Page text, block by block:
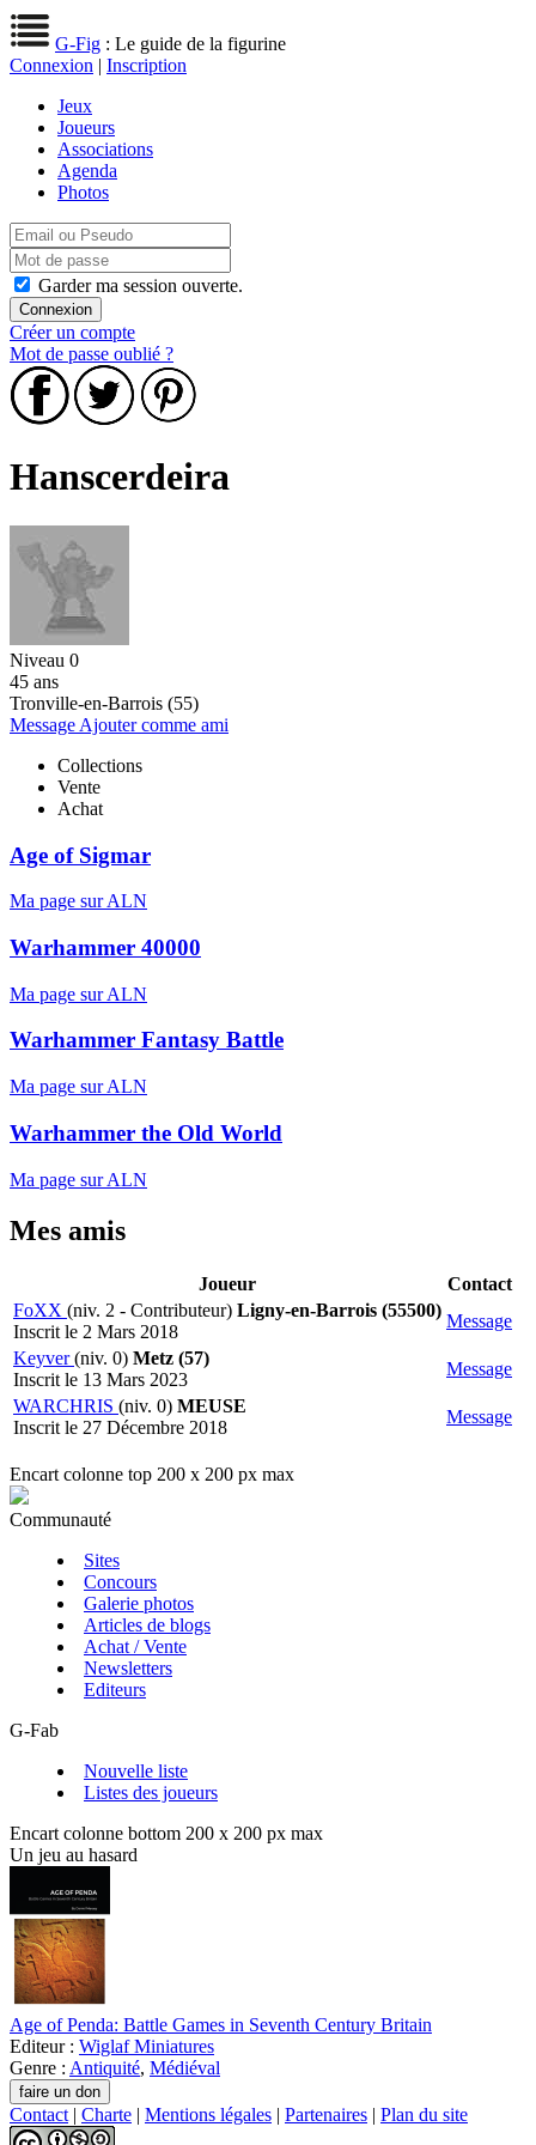
G-Fig : Le guide de la figurine
Connexion | Inscription
Jeux
Joueurs
Associations
Agenda
Photos
Garder ma session ouverte.
Créer un compte
Mot de passe oublié ?
Hanscerdeira
Niveau 0
45 ans
Tronville-en-Barrois (55)
Message Ajouter comme ami
Collections
Vente
Achat
Age of Sigmar
Ma page sur ALN
Warhammer 40000
Ma page sur ALN
Warhammer Fantasy Battle
Ma page sur ALN
Warhammer the Old World
Ma page sur ALN
Mes amis
Joueur
Contact
FoXX (niv. 2 - Contributeur) Ligny-en-Barrois (55500)
Inscrit le 2 Mars 2018
Message
Keyver(niv. 0) Metz (57)
Inscrit le 13 Mars 2023
Message
WARCHRIS (niv. 0) MEUSE
Inscrit le 27 Décembre 2018
Message
Encart colonne top 200 x 200 px max
Communauté
Sites
Concours
Galerie photos
Articles de blogs
Achat / Vente
Newsletters
Editeurs
G-Fab
Nouvelle liste
Listes des joueurs
Encart colonne bottom 200 x 200 px max
Un jeu au hasard
Age of Penda: Battle Games in Seventh Century Britain
Editeur : Wiglaf Miniatures
Genre : Antiquité, Médiéval
Contact| Charte | Mentions légales | Partenaires | Plan du site